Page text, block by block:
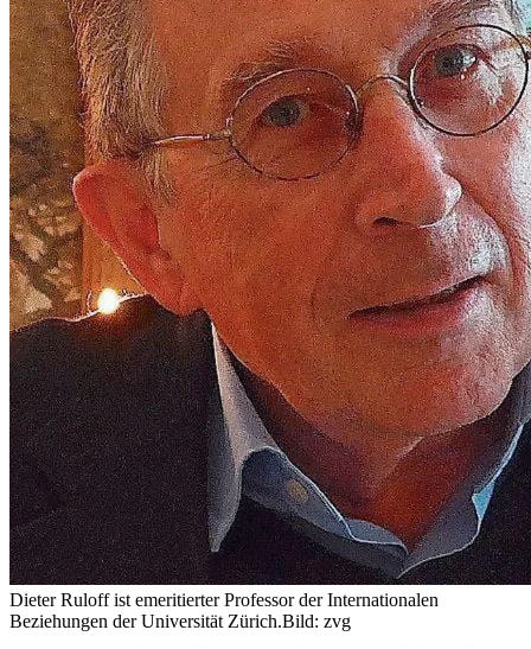
Dieter Ruloff ist emeritierter Professor der Internationalen
Beziehungen der Universität Zürich.Bild: zvg